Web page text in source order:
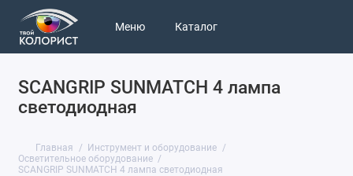
Меню Каталог
SCANGRIP SUNMATCH 4 лампа
светодиодная
Главная
Инструмент и оборудование
Осветительное оборудование
SCANGRIP SUNMATCH 4 лампа светодиодная